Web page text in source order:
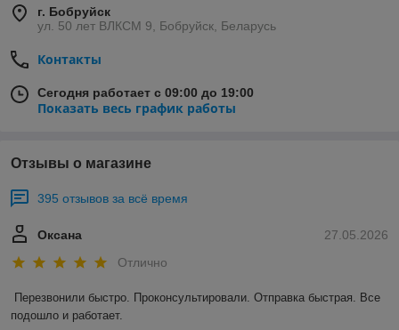
г. Бобруйск
ул. 50 лет ВЛКСМ 9, Бобруйск, Беларусь
Контакты
Сегодня работает с 09:00 до 19:00
Показать весь график работы
Отзывы о магазине
395 отзывов за всё время
27.05.2026
Оксана
Отлично
Перезвонили быстро. Проконсультировали. Отправка быстрая. Все
подошло и работает.